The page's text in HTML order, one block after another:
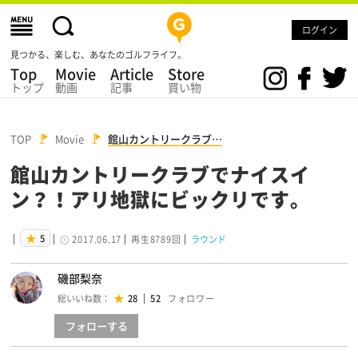
ログイン
見つかる、楽しむ、あなたのゴルフライフ。
Top
トップ
Movie
動画
Article
記事
Store
買い物
TOP Movie 館山カントリークラブ…
館山カントリークラブでナイスイ
ン？！アリ地獄にビックリです。
5 2017.06.17 再生8789回 ラウンド
磯部梨奈
総いいね数： 28 52
フォローする